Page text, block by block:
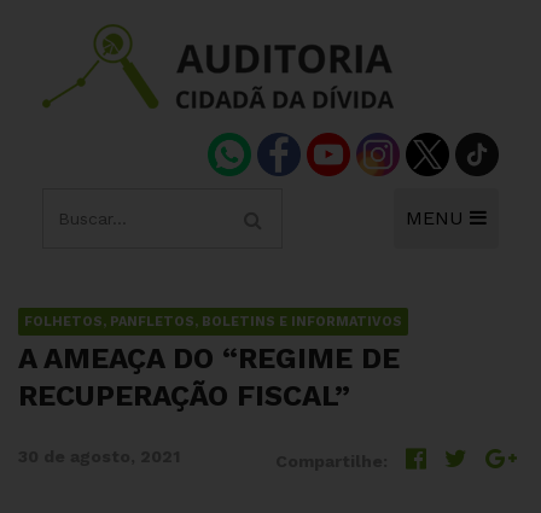
MENU
FOLHETOS, PANFLETOS, BOLETINS E INFORMATIVOS
A AMEAÇA DO “REGIME DE
RECUPERAÇÃO FISCAL”